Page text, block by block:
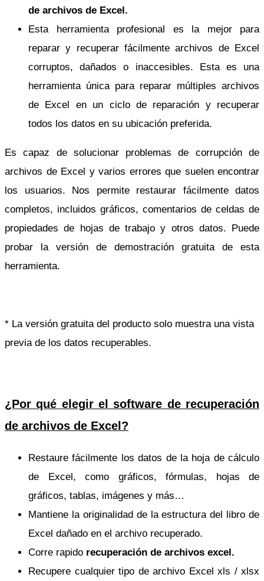
de archivos de Excel.
Esta herramienta profesional es la mejor para
reparar y recuperar fácilmente archivos de Excel
corruptos, dañados o inaccesibles. Esta es una
herramienta única para reparar múltiples archivos
de Excel en un ciclo de reparación y recuperar
todos los datos en su ubicación preferida.
Es capaz de solucionar problemas de corrupción de
archivos de Excel y varios errores que suelen encontrar
los usuarios. Nos permite restaurar fácilmente datos
completos, incluidos gráficos, comentarios de celdas de
propiedades de hojas de trabajo y otros datos. Puede
probar la versión de demostración gratuita de esta
herramienta.
* La versión gratuita del producto solo muestra una vista
previa de los datos recuperables.
¿Por qué elegir el software de recuperación
de archivos de Excel?
Restaure fácilmente los datos de la hoja de cálculo
de Excel, como gráficos, fórmulas, hojas de
gráficos, tablas, imágenes y más…
Mantiene la originalidad de la estructura del libro de
Excel dañado en el archivo recuperado.
Corre rapido recuperación de archivos excel.
Recupere cualquier tipo de archivo Excel xls / xlsx